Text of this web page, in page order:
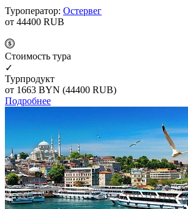
Туроператор: Остервег
от 44400 RUB
Cтоимость тура
✓
Турпродукт
от 1663 BYN (44400 RUB)
Подробнее